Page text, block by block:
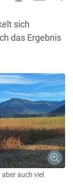
sich
das Ergebnis
auch viel